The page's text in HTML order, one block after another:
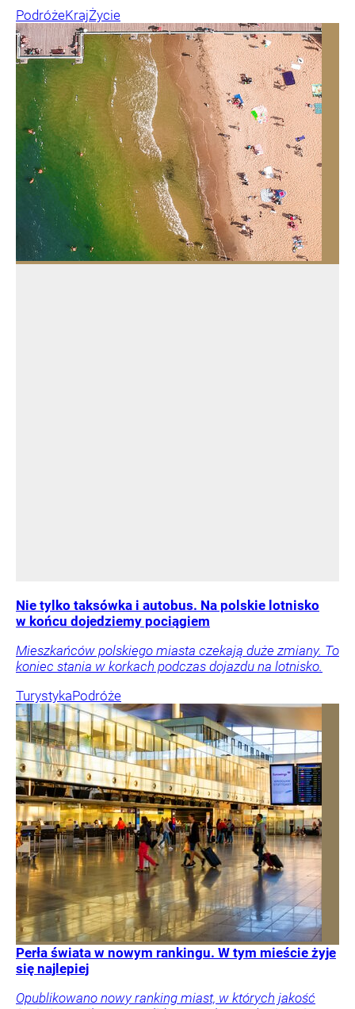
PodróżeKrajŻycie
Nie tylko taksówka i autobus. Na polskie lotnisko
w końcu dojedziemy pociągiem
Mieszkańców polskiego miasta czekają duże zmiany. To
koniec stania w korkach podczas dojazdu na lotnisko.
TurystykaPodróże
Perła świata w nowym rankingu. W tym mieście żyje
się najlepiej
Opublikowano nowy ranking miast, w których jakość